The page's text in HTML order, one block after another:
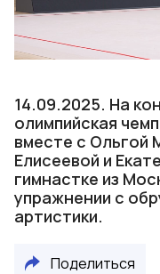
14.09.2025. На
олимпийская
вместе с Ольгой
Елисеевой и
гимнастке из
упражнении с
артистики.
Поделиться